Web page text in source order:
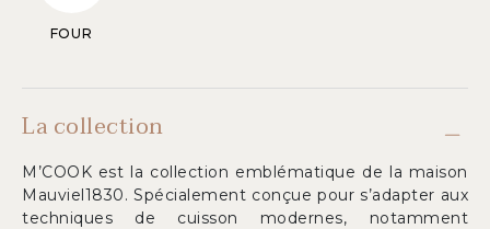
FOUR
La collection
M’COOK est la collection emblématique de la maison
Mauviel1830. Spécialement conçue pour s’adapter aux
techniques de cuisson modernes, notamment